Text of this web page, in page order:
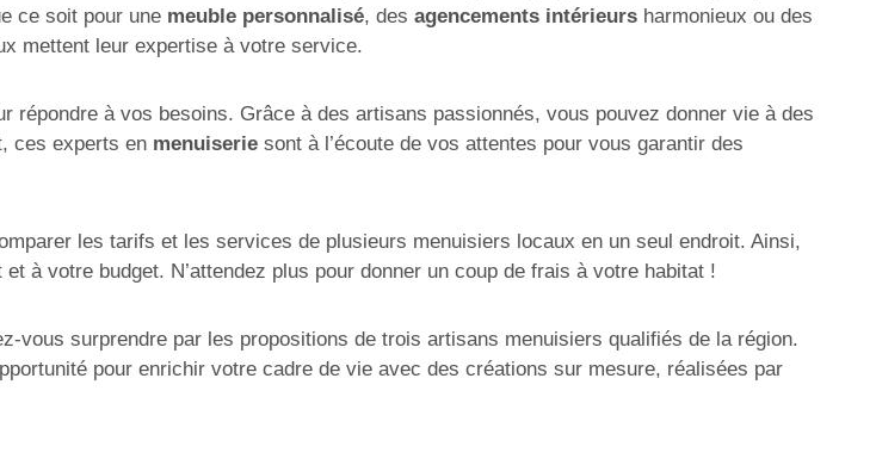
ce soit pour une meuble personnalisé, des agencements intérieurs harmonieux ou des
mettent leur expertise à votre service.
répondre à vos besoins. Grâce à des artisans passionnés, vous pouvez donner vie à des
ces experts en menuiserie sont à l’écoute de vos attentes pour vous garantir des
les tarifs et les services de plusieurs menuisiers locaux en un seul endroit. Ainsi,
à votre budget. N’attendez plus pour donner un coup de frais à votre habitat !
vous surprendre par les propositions de trois artisans menuisiers qualifiés de la région.
pour enrichir votre cadre de vie avec des créations sur mesure, réalisées par